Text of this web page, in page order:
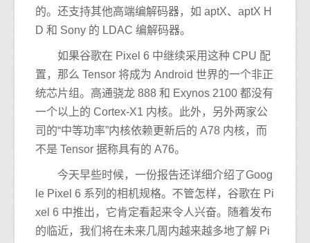
的。还支持其他高端编解码器，如 aptX、aptX H
D 和 Sony 的 LDAC 编解码器。
如果谷歌在 Pixel 6 中继续采用这种 CPU 配
置，那么 Tensor 将成为 Android 世界的一个非正
统芯片组。高通骁龙 888 和 Exynos 2100 都没有
一个以上的 Cortex-X1 内核。此外，另外两家公
司的“中等功率”内核依赖更新后的 A78 内核，而
不是 Tensor 据称具有的 A76。
今天早些时候，一份报告还详细介绍了Goog
le Pixel 6 系列的相机规格。不管怎样，谷歌在 Pi
xel 6 中推出，它肯定看起来令人兴奋。随着发布
的临近，我们将在未来几周内越来越多地了解 Pi